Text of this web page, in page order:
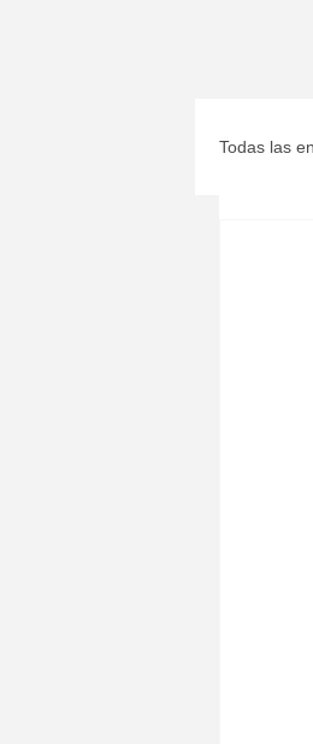
Todas las